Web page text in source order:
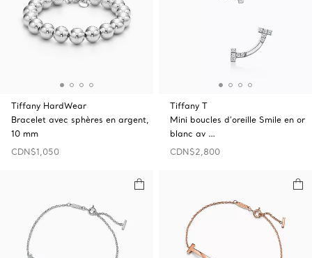
Tiffany HardWear
Bracelet avec sphères en argent,
10 mm
CDN$1,050
Tiffany T
Mini boucles d’oreille Smile en or
blanc av …
CDN$2,800